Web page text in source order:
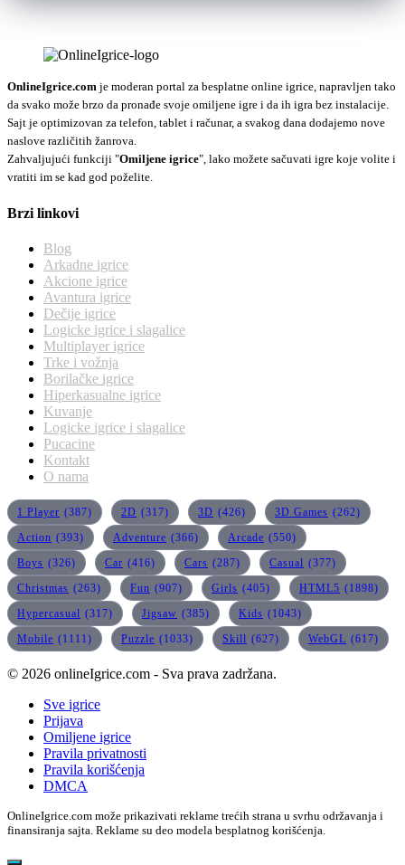
OnlineIgrice.com je moderan portal za besplatne online igrice, napravljen tako
da svako može brzo da pronađe svoje omiljene igre i da ih igra bez instalacije.
Sajt je optimizovan za telefon, tablet i računar, a svakog dana dodajemo nove
naslove različitih žanrova.
Zahvaljujući funkciji "Omiljene igrice", lako možete sačuvati igre koje volite i
vratiti im se kad god poželite.
Brzi linkovi
Blog
Arkadne igrice
Akcione igrice
Avantura igrice
Dečije igrice
Logicke igrice i slagalice
Multiplayer igrice
Trke i vožnja
Borilačke igrice
Hiperkasualne igrice
Kuvanje
Logicke igrice i slagalice
Pucacine
Kontakt
O nama
1 Player (387) 2D (317) 3D (426) 3D Games (262)
Action (393) Adventure (366) Arcade (550)
Boys (326) Car (416) Cars (287) Casual (377)
Christmas (263) Fun (907) Girls (405) HTML5 (1898)
Hypercasual (317) Jigsaw (385) Kids (1043)
Mobile (1111) Puzzle (1033) Skill (627) WebGL (617)
© 2026 onlineIgrice.com - Sva prava zadržana.
Sve igrice
Prijava
Omiljene igrice
Pravila privatnosti
Pravila korišćenja
DMCA
OnlineIgrice.com može prikazivati reklame trećih strana u svrhu održavanja i
finansiranja sajta. Reklame su deo modela besplatnog korišćenja.